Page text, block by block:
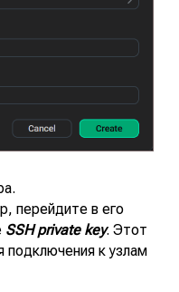
перейдите в его
SSH private key. Этот
подключения к узлам